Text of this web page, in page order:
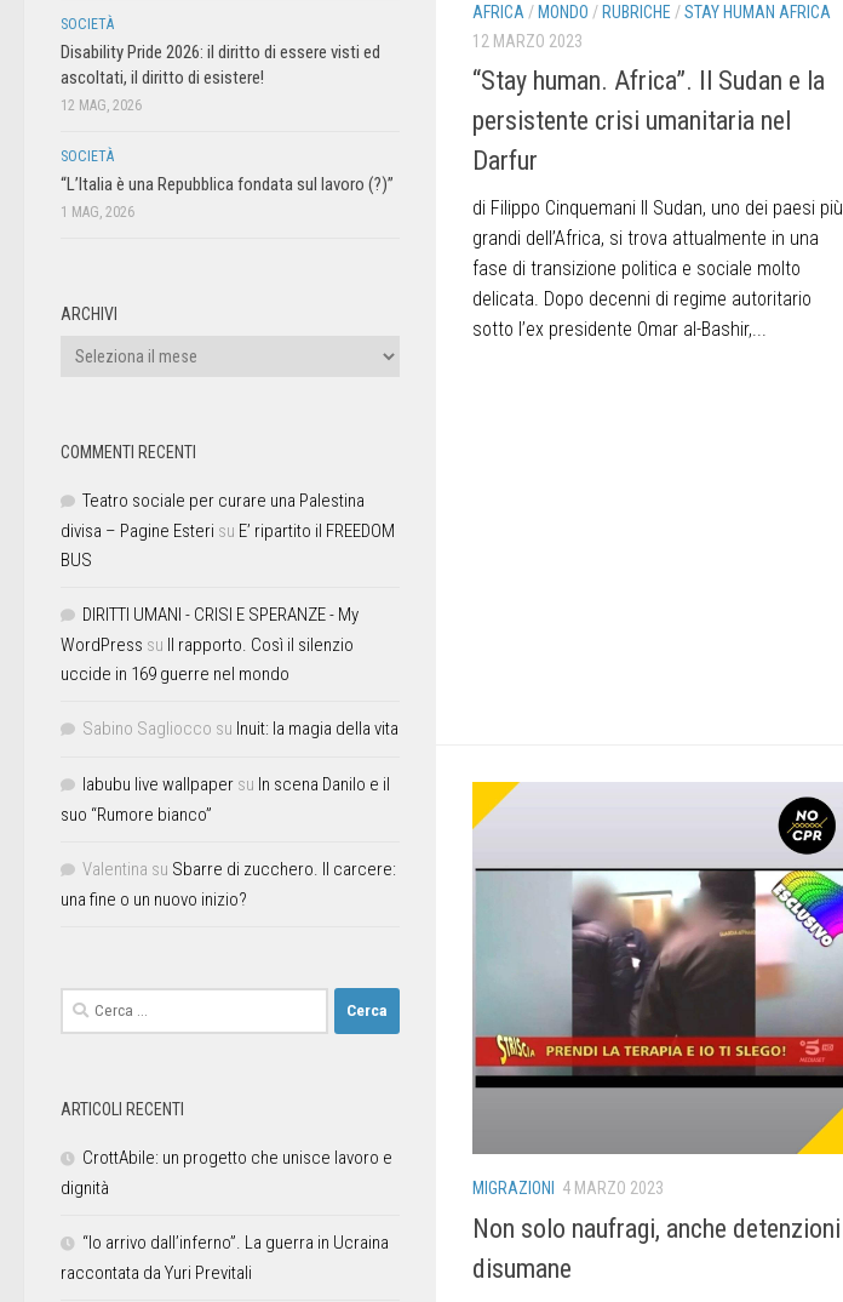
AFRICA / MONDO / RUBRICHE /STAY HUMAN AFRICA
12 MARZO 2023
“Stay human. Africa”. Il Sudan e la
persistente crisi umanitaria nel
Darfur
di Filippo Cinquemani Il Sudan, uno dei paesi più
grandi dell’Africa, si trova attualmente in una
fase di transizione politica e sociale molto
delicata. Dopo decenni di regime autoritario
sotto l’ex presidente Omar al-Bashir,...
MIGRAZIONI 4 MARZO 2023
Non solo naufragi, anche detenzioni
disumane
SOCIETÀ
Disability Pride 2026: il diritto di essere visti ed
ascoltati, il diritto di esistere!
12 MAG, 2026
SOCIETÀ
“L’Italia è una Repubblica fondata sul lavoro (?)”
1 MAG, 2026
ARCHIVI
COMMENTI RECENTI
Teatro sociale per curare una Palestina
divisa – Pagine Esteri su E’ ripartito il FREEDOM
BUS
DIRITTI UMANI - CRISI E SPERANZE - My
WordPress su Il rapporto. Così il silenzio
uccide in 169 guerre nel mondo
Sabino Sagliocco su Inuit: la magia della vita
labubu live wallpaper su In scena Danilo e il
suo “Rumore bianco”
Valentina su Sbarre di zucchero. Il carcere:
una fine o un nuovo inizio?
ARTICOLI RECENTI
CrottAbile: un progetto che unisce lavoro e
dignità
“Io arrivo dall’inferno”. La guerra in Ucraina
raccontata da Yuri Previtali